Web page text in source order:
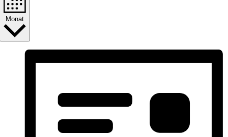
Monat